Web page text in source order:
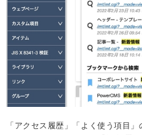
「アクセス履歴」「よく使う項目